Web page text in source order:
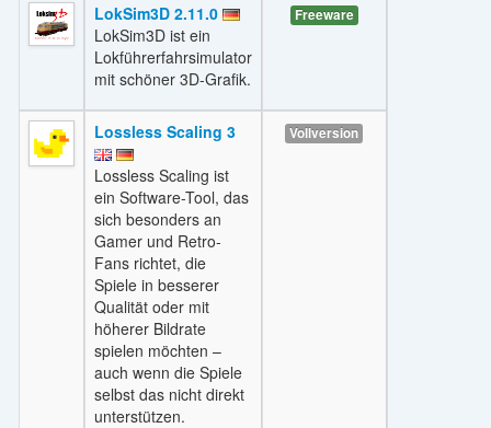
LokSim3D 2.11.0
LokSim3D ist ein
Lokführerfahrsimulator
mit schöner 3D-Grafik.
Freeware
Lossless Scaling 3
Lossless Scaling ist
ein Software-Tool, das
sich besonders an
Gamer und Retro-
Fans richtet, die
Spiele in besserer
Qualität oder mit
höherer Bildrate
spielen möchten –
auch wenn die Spiele
selbst das nicht direkt
unterstützen.
Vollversion